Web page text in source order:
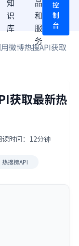
知
识
库
品
和
服
务
控
制
台
微博热搜API获取
获取最新热
时间：12分钟
热搜榜API